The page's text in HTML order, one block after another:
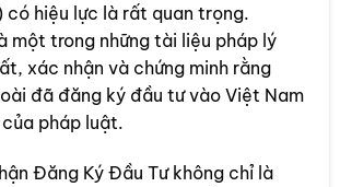
hiệu lực là rất quan trọng.
một trong những tài liệu pháp lý
xác nhận và chứng minh rằng
đã đăng ký đầu tư vào Việt Nam
pháp luật.
Đăng Ký Đầu Tư không chỉ là